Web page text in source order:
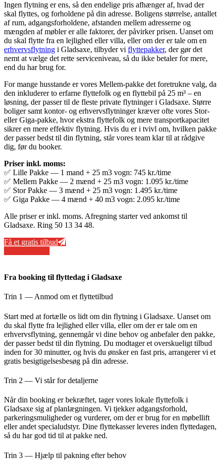
Ingen flytning er ens, så den endelige pris afhænger af, hvad der
skal flyttes, og forholdene på din adresse. Boligens størrelse, antallet
af rum, adgangsforholdene, afstanden mellem adresserne og
mængden af ​​møbler er alle faktorer, der påvirker prisen. Uanset om
du skal flytte fra en lejlighed eller villa, eller om der er tale om en
erhvervsflytning i Gladsaxe, tilbyder vi flyttepakker, der gør det
nemt at vælge det rette serviceniveau, så du ikke betaler for mere,
end du har brug for.
For mange husstande er vores Mellem-pakke det foretrukne valg, da
den inkluderer to erfarne flyttefolk og en flyttebil på 25 m³ – en
løsning, der passer til de fleste private flytninger i Gladsaxe. Større
boliger samt kontor- og erhvervsflytninger kræver ofte vores Stor-
eller Giga-pakke, hvor ekstra flyttefolk og mere transportkapacitet
sikrer en mere effektiv flytning. Hvis du er i tvivl om, hvilken pakke
der passer bedst til din flytning, står vores team klar til at rådgive
dig, før du booker.
Priser inkl. moms:
✅ Lille Pakke — 1 mand + 25 m3 vogn: 745 kr./time
✅ Mellem Pakke — 2 mænd + 25 m3 vogn: 1.095 kr./time
✅ Stor Pakke — 3 mænd + 25 m3 vogn: 1.495 kr./time
✅ Giga Pakke — 4 mænd + 40 m3 vogn: 2.095 kr./time
Alle priser er inkl. moms. Afregning starter ved ankomst til
Gladsaxe. Ring 50 13 34 48.
Få et gratis tilbud
Fra booking til flyttedag i Gladsaxe
Trin 1 — Anmod om et flyttetilbud
Start med at fortælle os lidt om din flytning i Gladsaxe. Uanset om
du skal flytte fra lejlighed eller villa, eller om der er tale om en
erhvervsflytning, gennemgår vi dine behov og anbefaler den pakke,
der passer bedst til din flytning. Du modtager et overskueligt tilbud
inden for 30 minutter, og hvis du ønsker en fast pris, arrangerer vi et
gratis besigtigelsesbesøg på din adresse.
Trin 2 — Vi står for detaljerne
Når din booking er bekræftet, tager vores lokale flyttefolk i
Gladsaxe sig af planlægningen. Vi tjekker adgangsforhold,
parkeringsmuligheder og vurderer, om der er brug for en møbellift
eller andet specialudstyr. Dine flyttekasser leveres inden flyttedagen,
så du har god tid til at pakke ned.
Trin 3 — Hjælp til pakning efter behov